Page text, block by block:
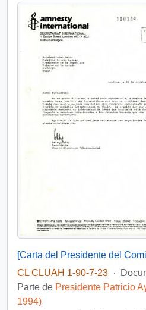
CL CLUAH 1-90-7-23 ·
Parte de Presidente Patricio
1994)